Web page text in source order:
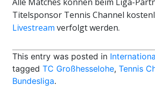
Titelsponsor Tennis Channel
Livestream verfolgt werden.
This entry was posted in
tagged TC Großhesselohe, Tennis
Bundesliga.